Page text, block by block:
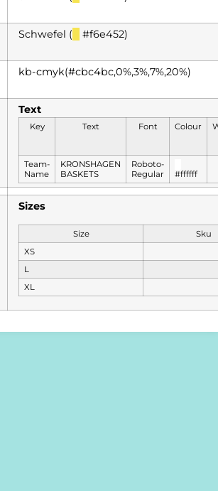
Schwefel ( #f6e452)
kb-cmyk(#cbc4bc,0%,3%,7%,20%)
Text
Key Text Font Colour
Team-
Name
KRONSHAGEN
BASKETS
Roboto-
Regular
#ffffff
Sizes
Size
Sku
XS
L
XL